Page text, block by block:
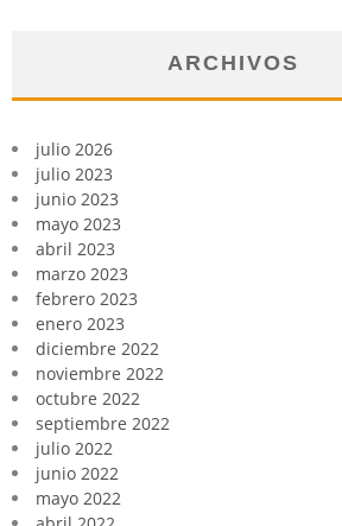
ARCHIVOS
julio 2026
julio 2023
junio 2023
mayo 2023
abril 2023
marzo 2023
febrero 2023
enero 2023
diciembre 2022
noviembre 2022
octubre 2022
septiembre 2022
julio 2022
junio 2022
mayo 2022